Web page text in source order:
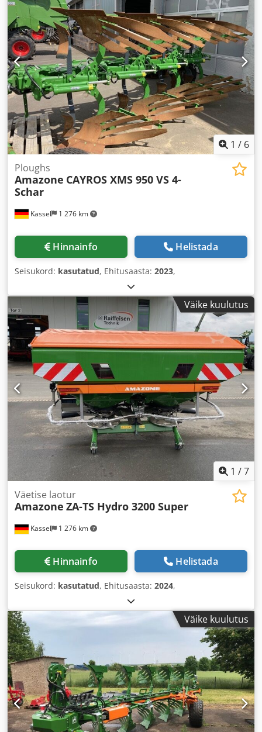
1 / 6
Kassel 1 276 km
Ploughs
Amazone CAYROS XMS 950 VS 4-
Schar
Hinnainfo Helistada
Seisukord: kasutatud, Ehitusaasta: 2023,
Väike kuulutus
1 /7
Kassel 1 276 km
Väetise laotur
Amazone ZA-TS Hydro 3200 Super
Hinnainfo Helistada
Seisukord: kasutatud, Ehitusaasta: 2024,
Väike kuulutus